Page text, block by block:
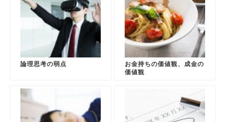
論理思考の弱点
お金持ちの価値観、成金の
価値観